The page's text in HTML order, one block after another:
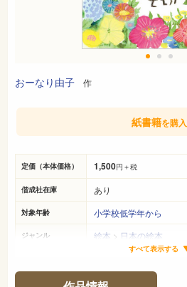
おーなり由子 作
定価（本体価格） 1,500円＋税
偕成社在庫 あり
対象年齢 小学校低学年から
ジャンル 絵本 > 日本の絵本
48ページ
すべて表示する
紙書籍を購入